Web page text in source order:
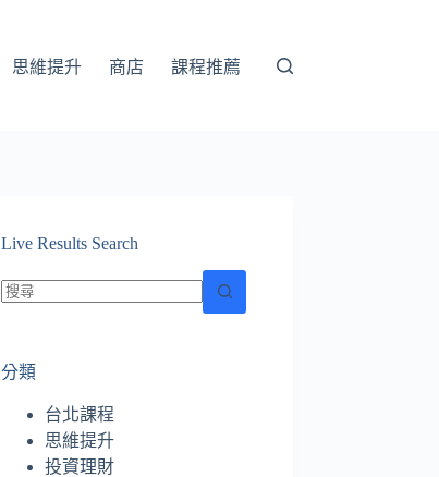
思維提升 商店 課程推薦
Live Results Search
到
分類
台北課程
思維提升
投資理財